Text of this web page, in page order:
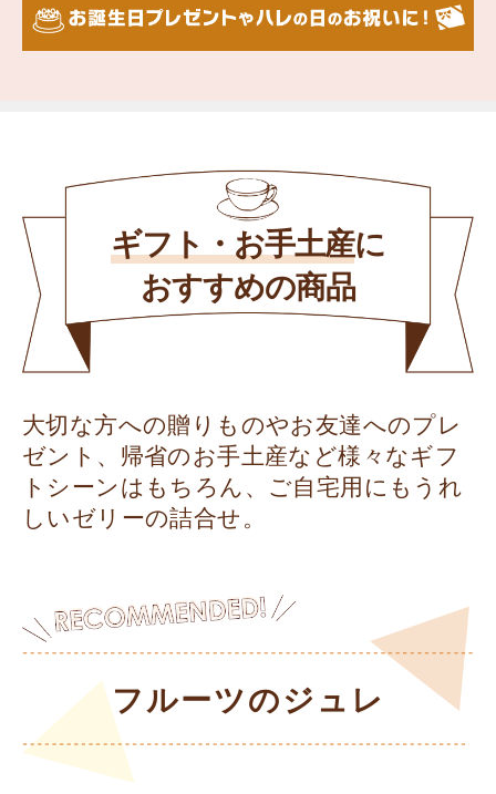
ギフト・お手土産に
おすすめの商品
大切な方への贈りものやお友達へのプレ
ゼント、帰省のお手土産など様々なギフ
トシーンはもちろん、ご自宅用にもうれ
しいゼリーの詰合せ。
フルーツのジュレ